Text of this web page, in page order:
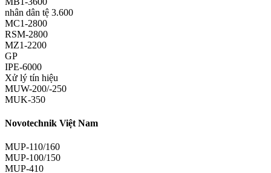
nhân dân tệ 3.600
MC1-2800
RSM-2800
MZ1-2200
GP
IPE-6000
Xử lý tín hiệu
MUW-200/-250
MUK-350
Novotechnik Việt Nam
MUP-110/160
MUP-100/150
MUP-410